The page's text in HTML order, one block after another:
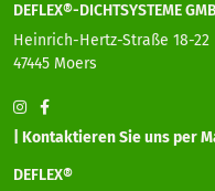
DEFLEX®-DICHTSYSTEME
Heinrich-Hertz-Straße 18-22
47445 Moers
| Kontaktieren Sie uns per
DEFLEX®